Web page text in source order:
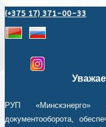
(+375 17) 371-00-33
РУП
документооборота,